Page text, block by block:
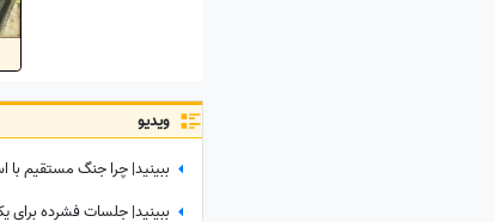
ویدیو
ببینید| چرا جنگ مستقیم با